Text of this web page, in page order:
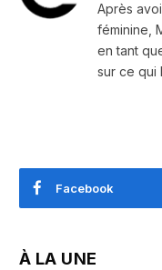
Après
féminine,
en tant
sur ce qui
Facebook
À LA UNE